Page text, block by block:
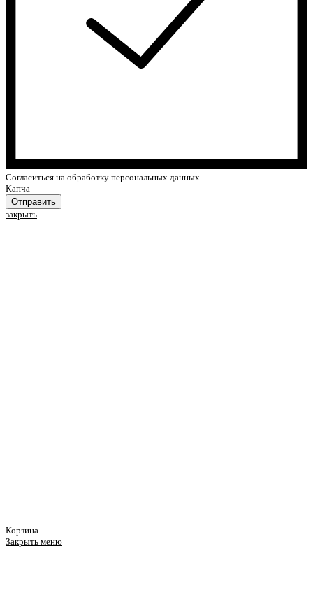
Cогласиться на обработку персональных данных
Капча
Отправить
закрыть
Корзина
Закрыть меню